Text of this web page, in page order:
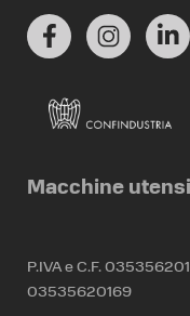
Macchine
P.IVA e C.F.
03535620169